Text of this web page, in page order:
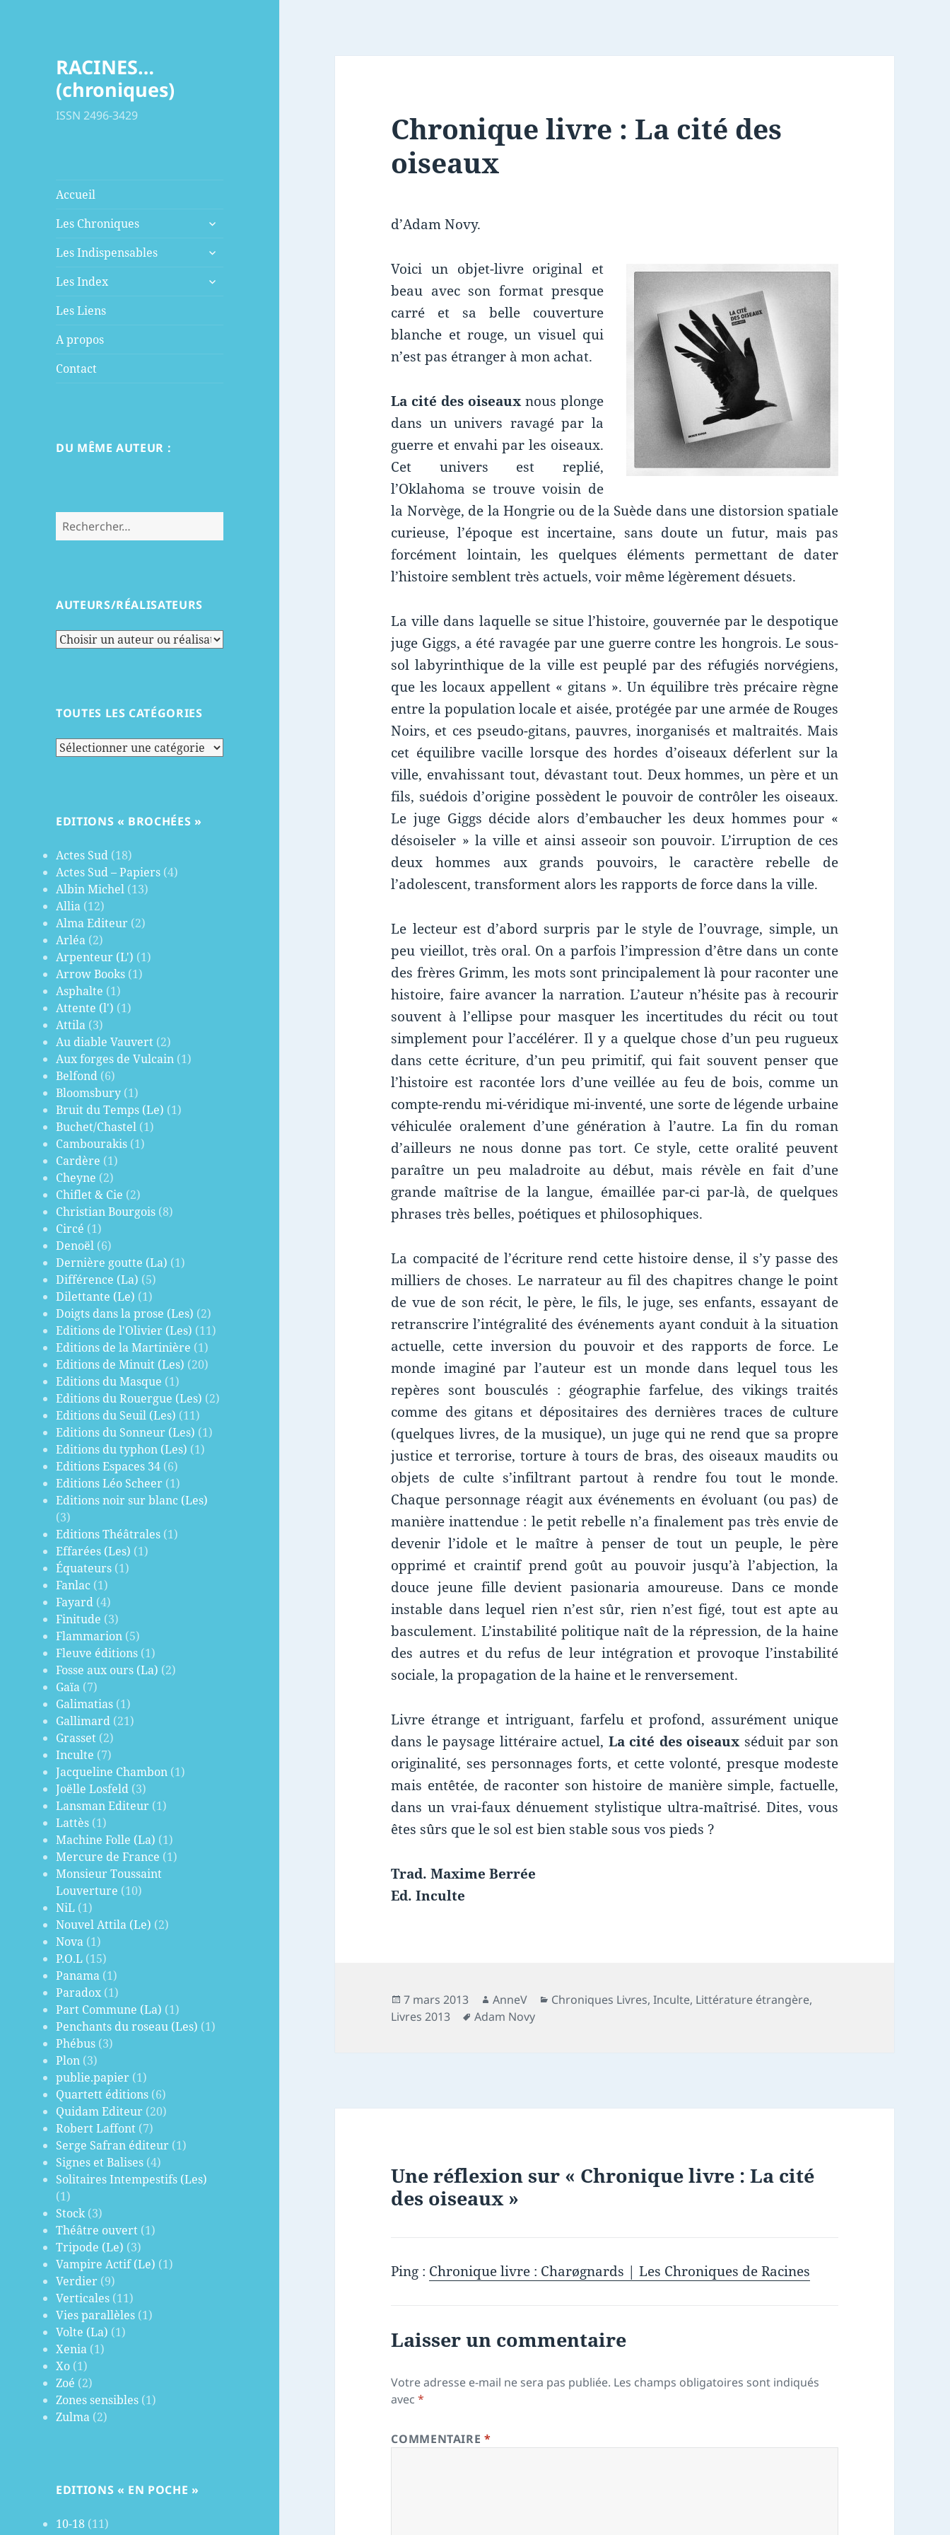
RACINES…
(chroniques)
ISSN 2496-3429
Accueil
Les Chroniques
ouvrir
sous-
Les Indispensables
ouvrir
sous-
Les Index
ouvrir
Les Liens
A propos
Contact
DU MÊME AUTEUR :
Rechercher :
AUTEURS/RÉALISATEURS
TOUTES LES CATÉGORIES
Toutes
EDITIONS « BROCHÉES »
Actes Sud (18)
Actes Sud – Papiers (4)
Albin Michel (13)
Allia (12)
Alma Editeur (2)
Arléa (2)
Arpenteur (L') (1)
Arrow Books (1)
Asphalte (1)
Attente (l') (1)
Attila (3)
Au diable Vauvert (2)
Aux forges de Vulcain (1)
Belfond (6)
Bloomsbury (1)
Bruit du Temps (Le) (1)
Buchet/Chastel (1)
Cambourakis (1)
Cardère (1)
Cheyne (2)
Chiflet & Cie (2)
Christian Bourgois (8)
Circé (1)
Denoël (6)
Dernière goutte (La) (1)
Différence (La) (5)
Dilettante (Le) (1)
Doigts dans la prose (Les) (2)
Editions de l'Olivier (Les) (11)
Editions de la Martinière (1)
Editions de Minuit (Les) (20)
Editions du Masque (1)
Editions du Rouergue (Les) (2)
Editions du Seuil (Les) (11)
Editions du Sonneur (Les) (1)
Editions du typhon (Les) (1)
Editions Espaces 34 (6)
Editions Léo Scheer (1)
Editions noir sur blanc (Les)
(3)
Editions Théâtrales (1)
Effarées (Les) (1)
Équateurs (1)
Fanlac (1)
Fayard (4)
Finitude (3)
Flammarion (5)
Fleuve éditions (1)
Fosse aux ours (La) (2)
Gaïa (7)
Galimatias (1)
Gallimard (21)
Grasset (2)
Inculte (7)
Jacqueline Chambon (1)
Joëlle Losfeld (3)
Lansman Editeur (1)
Lattès (1)
Machine Folle (La) (1)
Mercure de France (1)
Monsieur Toussaint
Louverture (10)
NiL (1)
Nouvel Attila (Le) (2)
Nova (1)
P.O.L (15)
Panama (1)
Paradox (1)
Part Commune (La) (1)
Penchants du roseau (Les) (1)
Phébus (3)
Plon (3)
publie.papier (1)
Quartett éditions (6)
Quidam Editeur (20)
Robert Laffont (7)
Serge Safran éditeur (1)
Signes et Balises (4)
Solitaires Intempestifs (Les)
(1)
Stock(3)
Théâtre ouvert (1)
Tripode (Le) (3)
Vampire Actif (Le) (1)
Verdier (9)
Verticales (11)
Vies parallèles (1)
Volte (La) (1)
Xenia (1)
Xo (1)
Zoé (2)
Zones sensibles (1)
Zulma (2)
EDITIONS « EN POCHE »
10-18 (11)
Chronique livre : La cité des
oiseaux
d’Adam Novy.
Voici un objet-livre original et
beau avec son format presque
carré et sa belle couverture
blanche et rouge, un visuel qui
n’est pas étranger à mon achat.
La cité des oiseauxnous plonge
dans un univers ravagé par la
guerre et envahi par les oiseaux.
Cet univers est replié,
l’Oklahoma se trouve voisin de
la Norvège, de la Hongrie ou de la Suède dans une distorsion spatiale
curieuse, l’époque est incertaine, sans doute un futur, mais pas
forcément lointain, les quelques éléments permettant de dater
l’histoire semblent très actuels, voir même légèrement désuets.
La ville dans laquelle se situe l’histoire, gouvernée par le despotique
juge Giggs, a été ravagée par une guerre contre les hongrois. Le sous-
sol labyrinthique de la ville est peuplé par des réfugiés norvégiens,
que les locaux appellent « gitans ». Un équilibre très précaire règne
entre la population locale et aisée, protégée par une armée de Rouges
Noirs, et ces pseudo-gitans, pauvres, inorganisés et maltraités. Mais
cet équilibre vacille lorsque des hordes d’oiseaux déferlent sur la
ville, envahissant tout, dévastant tout. Deux hommes, un père et un
fils, suédois d’origine possèdent le pouvoir de contrôler les oiseaux.
Le juge Giggs décide alors d’embaucher les deux hommes pour «
désoiseler » la ville et ainsi asseoir son pouvoir. L’irruption de ces
deux hommes aux grands pouvoirs, le caractère rebelle de
l’adolescent, transforment alors les rapports de force dans la ville.
Le lecteur est d’abord surpris par le style de l’ouvrage, simple, un
peu vieillot, très oral. On a parfois l’impression d’être dans un conte
des frères Grimm, les mots sont principalement là pour raconter une
histoire, faire avancer la narration. L’auteur n’hésite pas à recourir
souvent à l’ellipse pour masquer les incertitudes du récit ou tout
simplement pour l’accélérer. Il y a quelque chose d’un peu rugueux
dans cette écriture, d’un peu primitif, qui fait souvent penser que
l’histoire est racontée lors d’une veillée au feu de bois, comme un
compte-rendu mi-véridique mi-inventé, une sorte de légende urbaine
véhiculée oralement d’une génération à l’autre. La fin du roman
d’ailleurs ne nous donne pas tort. Ce style, cette oralité peuvent
paraître un peu maladroite au début, mais révèle en fait d’une
grande maîtrise de la langue, émaillée par-ci par-là, de quelques
phrases très belles, poétiques et philosophiques.
La compacité de l’écriture rend cette histoire dense, il s’y passe des
milliers de choses. Le narrateur au fil des chapitres change le point
de vue de son récit, le père, le fils, le juge, ses enfants, essayant de
retranscrire l’intégralité des événements ayant conduit à la situation
actuelle, cette inversion du pouvoir et des rapports de force. Le
monde imaginé par l’auteur est un monde dans lequel tous les
repères sont bousculés : géographie farfelue, des vikings traités
comme des gitans et dépositaires des dernières traces de culture
(quelques livres, de la musique), un juge qui ne rend que sa propre
justice et terrorise, torture à tours de bras, des oiseaux maudits ou
objets de culte s’infiltrant partout à rendre fou tout le monde.
Chaque personnage réagit aux événements en évoluant (ou pas) de
manière inattendue : le petit rebelle n’a finalement pas très envie de
devenir l’idole et le maître à penser de tout un peuple, le père
opprimé et craintif prend goût au pouvoir jusqu’à l’abjection, la
douce jeune fille devient pasionaria amoureuse. Dans ce monde
instable dans lequel rien n’est sûr, rien n’est figé, tout est apte au
basculement. L’instabilité politique naît de la répression, de la haine
des autres et du refus de leur intégration et provoque l’instabilité
sociale, la propagation de la haine et le renversement.
Livre étrange et intriguant, farfelu et profond, assurément unique
dans le paysage littéraire actuel, La cité des oiseauxséduit par son
originalité, ses personnages forts, et cette volonté, presque modeste
mais entêtée, de raconter son histoire de manière simple, factuelle,
dans un vrai-faux dénuement stylistique ultra-maîtrisé. Dites, vous
êtes sûrs que le sol est bien stable sous vos pieds ?
Trad. Maxime Berrée
Ed. Inculte
Publié
le
7 mars 2013 Auteur
AnneV Catégories
Chroniques Livres,Inculte, Littérature étrangère,
Livres 2013
Mots-
Adam Novy
Une réflexion sur « Chronique livre : La cité
des oiseaux »
Ping : Chronique livre : Charøgnards | Les Chroniques de Racines
Laisser un commentaire
Votre adresse e-mail ne sera pas publiée. Les champs obligatoires sont indiqués
avec*
COMMENTAIRE*